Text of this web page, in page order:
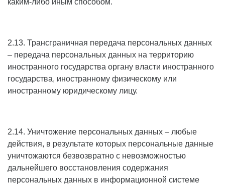
каким-либо иным способом.
2.13. Трансграничная передача персональных данных
– передача персональных данных на территорию
иностранного государства органу власти иностранного
государства, иностранному физическому или
иностранному юридическому лицу.
2.14. Уничтожение персональных данных – любые
действия, в результате которых персональные данные
уничтожаются безвозвратно с невозможностью
дальнейшего восстановления содержания
персональных данных в информационной системе